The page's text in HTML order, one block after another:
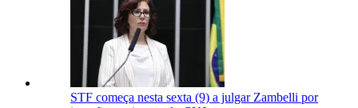
STF começa nesta sexta (9) a julgar Zambelli por